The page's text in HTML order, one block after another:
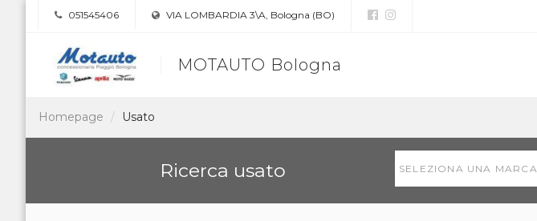
051545406 VIA LOMBARDIA 3\A, Bologna (BO)
MOTAUTO Bologna
Homepage Usato
Ricerca usato SELEZIONA UNA MARCA